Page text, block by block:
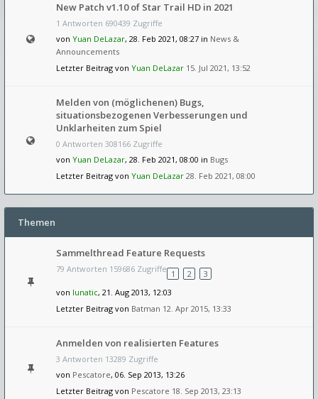
New Patch v1.10 of Star Trail HD in 2021
1 Antworten 690439 Zugriffe
von Yuan DeLazar, 28. Feb 2021, 08:27 in News &
Announcements
Letzter Beitrag von Yuan DeLazar 15. Jul 2021, 13:52
Melden von (möglichenen) Bugs,
situationsbezogenen Verbesserungen und
Unklarheiten zum Spiel
0 Antworten 308166 Zugriffe
von Yuan DeLazar, 28. Feb 2021, 08:00 in Bugs
Letzter Beitrag von Yuan DeLazar 28. Feb 2021, 08:00
Themen
Sammelthread Feature Requests
79 Antworten 159686 Zugriffe 1 2
3
von lunatic, 21. Aug 2013, 12:03
Letzter Beitrag von Batman 12. Apr 2015, 13:33
Anmelden von realisierten Features
3 Antworten 13289 Zugriffe
von Pescatore, 06. Sep 2013, 13:26
Letzter Beitrag von Pescatore 18. Sep 2013, 23:13